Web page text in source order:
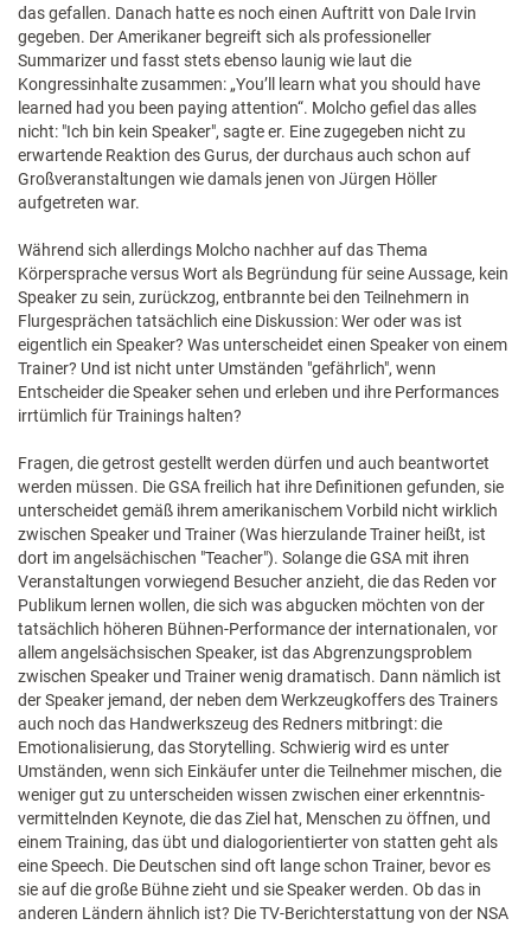
das gefallen. Danach hatte es noch einen Auftritt von Dale Irvin
gegeben. Der Amerikaner begreift sich als professioneller
Summarizer und fasst stets ebenso launig wie laut die
Kongressinhalte zusammen: „You’ll learn what you should have
learned had you been paying attention“. Molcho gefiel das alles
nicht: "Ich bin kein Speaker", sagte er. Eine zugegeben nicht zu
erwartende Reaktion des Gurus, der durchaus auch schon auf
Großveranstaltungen wie damals jenen von Jürgen Höller
aufgetreten war.
Während sich allerdings Molcho nachher auf das Thema
Körpersprache versus Wort als Begründung für seine Aussage, kein
Speaker zu sein, zurückzog, entbrannte bei den Teilnehmern in
Flurgesprächen tatsächlich eine Diskussion: Wer oder was ist
eigentlich ein Speaker? Was unterscheidet einen Speaker von einem
Trainer? Und ist nicht unter Umständen "gefährlich", wenn
Entscheider die Speaker sehen und erleben und ihre Performances
irrtümlich für Trainings halten?
Fragen, die getrost gestellt werden dürfen und auch beantwortet
werden müssen. Die GSA freilich hat ihre Definitionen gefunden, sie
unterscheidet gemäß ihrem amerikanischem Vorbild nicht wirklich
zwischen Speaker und Trainer (Was hierzulande Trainer heißt, ist
dort im angelsächischen "Teacher"). Solange die GSA mit ihren
Veranstaltungen vorwiegend Besucher anzieht, die das Reden vor
Publikum lernen wollen, die sich was abgucken möchten von der
tatsächlich höheren Bühnen-Performance der internationalen, vor
allem angelsächsischen Speaker, ist das Abgrenzungsproblem
zwischen Speaker und Trainer wenig dramatisch. Dann nämlich ist
der Speaker jemand, der neben dem Werkzeugkoffers des Trainers
auch noch das Handwerkszeug des Redners mitbringt: die
Emotionalisierung, das Storytelling. Schwierig wird es unter
Umständen, wenn sich Einkäufer unter die Teilnehmer mischen, die
weniger gut zu unterscheiden wissen zwischen einer erkenntnis-
vermittelnden Keynote, die das Ziel hat, Menschen zu öffnen, und
einem Training, das übt und dialogorientierter von statten geht als
eine Speech. Die Deutschen sind oft lange schon Trainer, bevor es
sie auf die große Bühne zieht und sie Speaker werden. Ob das in
anderen Ländern ähnlich ist? Die TV-Berichterstattung von der NSA